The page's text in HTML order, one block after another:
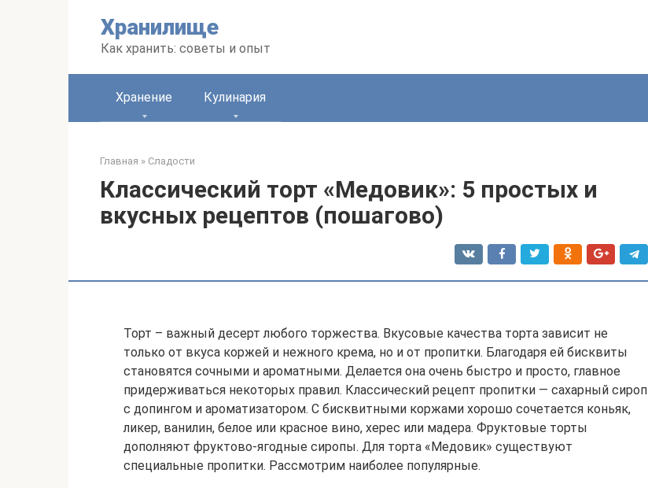
Хранилище
Как хранить: советы и опыт
Хранение Кулинария
Главная » Сладости
Классический торт «Медовик»: 5 простых и
вкусных рецептов (пошагово)
Торт – важный десерт любого торжества. Вкусовые качества торта зависит не
только от вкуса коржей и нежного крема, но и от пропитки. Благодаря ей бисквиты
становятся сочными и ароматными. Делается она очень быстро и просто, главное
придерживаться некоторых правил. Классический рецепт пропитки — сахарный сироп
с допингом и ароматизатором. С бисквитными коржами хорошо сочетается коньяк,
ликер, ванилин, белое или красное вино, херес или мадера. Фруктовые торты
дополняют фруктово-ягодные сиропы. Для торта «Медовик» существуют
специальные пропитки. Рассмотрим наиболее популярные.